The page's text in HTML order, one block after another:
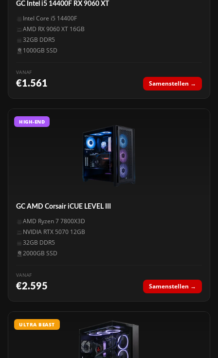
GC Intel i5 14400F RX 9060 XT
Intel Core i5 14400F
AMD RX 9060 XT 16GB
32GB DDR5
1000GB SSD
VANAF
€1.561 Samenstellen →
HIGH-END
GC AMD Corsair iCUE LEVEL III
AMD Ryzen 7 7800X3D
NVIDIA RTX 5070 12GB
32GB DDR5
2000GB SSD
VANAF
€2.595 Samenstellen →
ULTRA BEAST